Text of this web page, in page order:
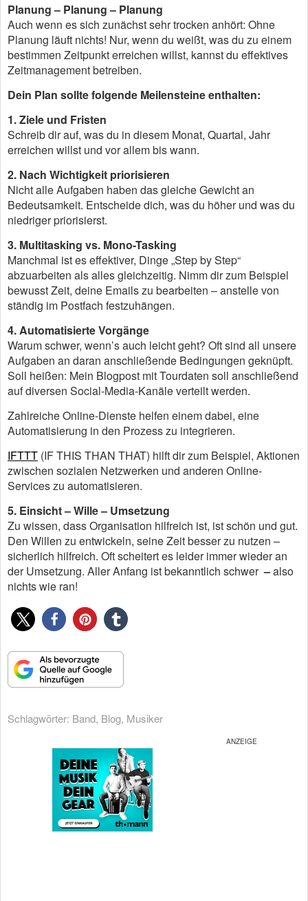
Planung – Planung – Planung
Auch wenn es sich zunächst sehr trocken anhört: Ohne
Planung läuft nichts! Nur, wenn du weißt, was du zu einem
bestimmen Zeitpunkt erreichen willst, kannst du effektives
Zeitmanagement betreiben.
Dein Plan sollte folgende Meilensteine enthalten:
1. Ziele und Fristen
Schreib dir auf, was du in diesem Monat, Quartal, Jahr
erreichen willst und vor allem bis wann.
2. Nach Wichtigkeit priorisieren
Nicht alle Aufgaben haben das gleiche Gewicht an
Bedeutsamkeit. Entscheide dich, was du höher und was du
niedriger priorisierst.
3. Multitasking vs. Mono-Tasking
Manchmal ist es effektiver, Dinge „Step by Step“
abzuarbeiten als alles gleichzeitig. Nimm dir zum Beispiel
bewusst Zeit, deine Emails zu bearbeiten – anstelle von
ständig im Postfach festzuhängen.
4. Automatisierte Vorgänge
Warum schwer, wenn’s auch leicht geht? Oft sind all unsere
Aufgaben an daran anschließende Bedingungen geknüpft.
Soll heißen: Mein Blogpost mit Tourdaten soll anschließend
auf diversen Social-Media-Kanäle verteilt werden.
Zahlreiche Online-Dienste helfen einem dabei, eine
Automatisierung in den Prozess zu integrieren.
IFTTT (IF THIS THAN THAT) hilft dir zum Beispiel, Aktionen
zwischen sozialen Netzwerken und anderen Online-
Services zu automatisieren.
5. Einsicht – Wille – Umsetzung
Zu wissen, dass Organisation hilfreich ist, ist schön und gut.
Den Willen zu entwickeln, seine Zeit besser zu nutzen –
sicherlich hilfreich. Oft scheitert es leider immer wieder an
der Umsetzung. Aller Anfang ist bekanntlich schwer–also
nichts wie ran!
Schlagwörter: Band, Blog, Musiker